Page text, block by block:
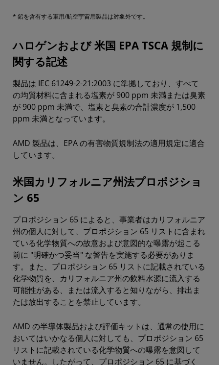
* 鉛を含有する軍用/航空宇宙用製品は対象外です。
ハロゲンおよび 米国 EPA TSCA 規制に
関する記述
製品は IEC 61249-2-21:2003 に準拠しており、すべて
の均質材料に含まれる塩素が 900 ppm 未満または臭素
が 900 ppm 未満で、塩素と臭素の合計濃度が 1,500
ppm 未満となっています。
AMD 製品は、EPA の有害物質規制法の適用規定に適合
しています。
米国カリフォルニア州法プロポジショ
ン 65
プロポジション 65 によると、事業者はカリフォルニア
州の個人に対して、プロポジション 65 リストに含まれ
ている化学物質への故意および意図的な曝露が起こる
前に "明確かつ妥当" な警告を実施する必要がありま
す。また、プロポジション 65 リストに記載されている
化学物質を、カリフォルニア州の飲料水源に流入する
可能性がある、または流入すると知りながら、排出ま
たは放出することを禁止しています。
AMD の半導体製品および評価キットは、通常の使用に
おいてはいかなる個人に対しても、プロポジション 65
リストに記載されている化学物質への曝露を意図して
いません。したがって、プロポジション 65 に基づく